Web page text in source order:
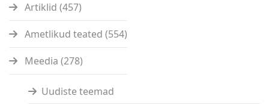
Artiklid (457)
Ametlikud teated (554)
Meedia (278)
Uudiste teemad